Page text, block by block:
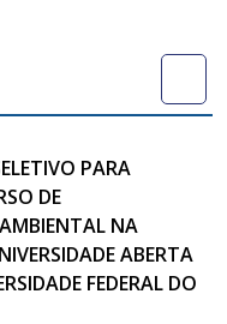
PARA
DE
NA
ABERTA
FEDERAL DO